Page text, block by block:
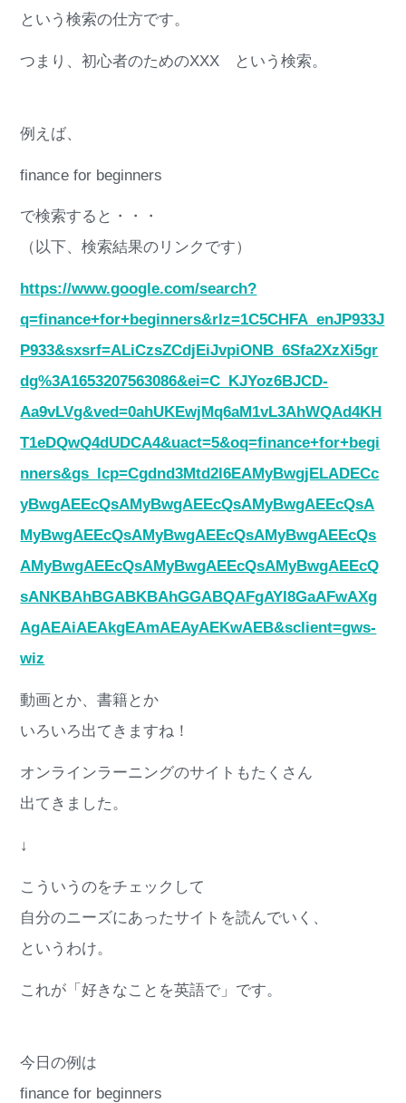
という検索の仕方です。
つまり、初心者のためのXXX という検索。
例えば、
finance for beginners
で検索すると・・・
（以下、検索結果のリンクです）
https://www.google.com/search?
q=finance+for+beginners&rlz=1C5CHFA_enJP933J
P933&sxsrf=ALiCzsZCdjEiJvpiONB_6Sfa2XzXi5gr
dg%3A1653207563086&ei=C_KJYoz6BJCD-
Aa9vLVg&ved=0ahUKEwjMq6aM1vL3AhWQAd4KH
T1eDQwQ4dUDCA4&uact=5&oq=finance+for+begi
nners&gs_lcp=Cgdnd3Mtd2l6EAMyBwgjELADECc
yBwgAEEcQsAMyBwgAEEcQsAMyBwgAEEcQsA
MyBwgAEEcQsAMyBwgAEEcQsAMyBwgAEEcQs
AMyBwgAEEcQsAMyBwgAEEcQsAMyBwgAEEcQ
sANKBAhBGABKBAhGGABQAFgAYI8GaAFwAXg
AgAEAiAEAkgEAmAEAyAEKwAEB&sclient=gws-
wiz
動画とか、書籍とか
いろいろ出てきますね！
オンラインラーニングのサイトもたくさん
出てきました。
↓
こういうのをチェックして
自分のニーズにあったサイトを読んでいく、
というわけ。
これが「好きなことを英語で」です。
今日の例は
finance for beginners